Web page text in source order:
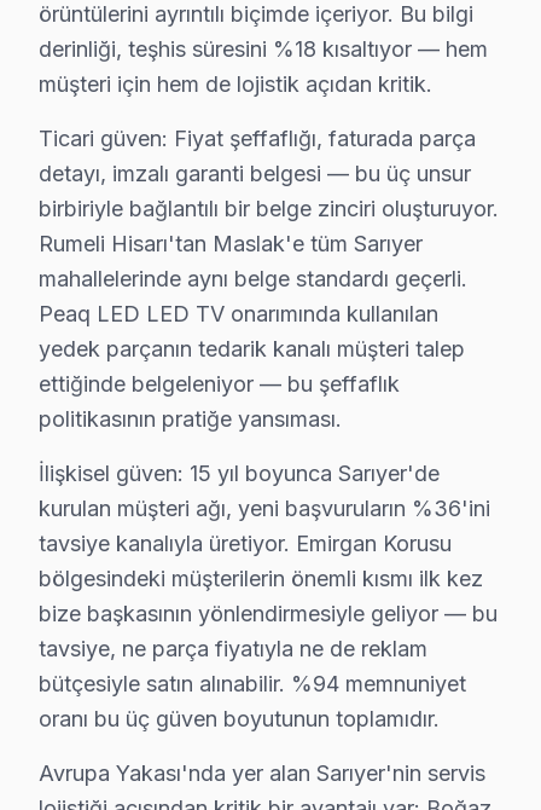
Bahçeköy'de Peaq TV Servisi
Bahçeköy, doğal güzellikleri ve sakin yaşamı ile
Baltalimanı, tarihi yapıları ile bilinen bir mahalle
Büyükdere'de Peaq TV Servisi
Büyükdere, sahil kenarındaki konumu ile sakin bir
Çamlıtepe'de Peaq TV Servisi
Çamlıtepe, Sarıyer’in yeşil alanları ile dolu, huzur
Çayırbaşı'nda Peaq TV Servisi
Çayırbaşı, Sarıyer’in geleneksel dokusunu koruyan
Cumhuriyet'te Peaq TV Servisi
Cumhuriyet Mahallesi, Sarıyer'in kalabalık ve
Darüşşafaka'da Peaq TV Servisi
Darüşşafaka, eğitim kurumları ile tanınan bir
Demirciköy'de Peaq TV Servisi
örüntülerini ayrıntılı biçimde içeriyor. Bu bilgi
derinliği, teşhis süresini %18 kısaltıyor — hem
müşteri için hem de lojistik açıdan kritik.
Ticari güven: Fiyat şeffaflığı, faturada parça
detayı, imzalı garanti belgesi — bu üç unsur
birbiriyle bağlantılı bir belge zinciri oluşturuyor.
Rumeli Hisarı'tan Maslak'e tüm Sarıyer
mahallelerinde aynı belge standardı geçerli.
Peaq LED LED TV onarımında kullanılan
yedek parçanın tedarik kanalı müşteri talep
ettiğinde belgeleniyor — bu şeffaflık
politikasının pratiğe yansıması.
İlişkisel güven: 15 yıl boyunca Sarıyer'de
kurulan müşteri ağı, yeni başvuruların %36'ini
tavsiye kanalıyla üretiyor. Emirgan Korusu
bölgesindeki müşterilerin önemli kısmı ilk kez
bize başkasının yönlendirmesiyle geliyor — bu
tavsiye, ne parça fiyatıyla ne de reklam
bütçesiyle satın alınabilir. %94 memnuniyet
oranı bu üç güven boyutunun toplamıdır.
Avrupa Yakası'nda yer alan Sarıyer'nin servis